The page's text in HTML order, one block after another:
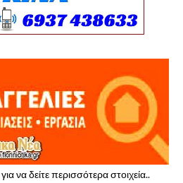
να δείτε περισσότερα στοιχεία..